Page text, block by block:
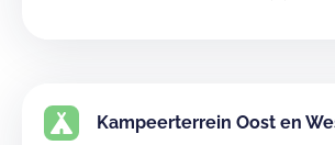
Kampeerterrein Oost en